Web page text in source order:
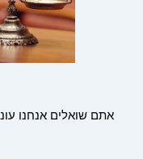
אתם שואלים אנחנו